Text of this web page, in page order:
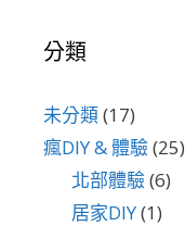
分類
未分類(17)
瘋DIY & 體驗(25)
北部體驗(6)
居家DIY(1)